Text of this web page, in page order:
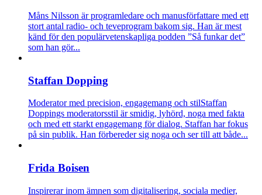
Måns Nilsson är programledare och manusförfattare med ett
stort antal radio- och teveprogram bakom sig. Han är mest
känd för den populärvetenskapliga podden ”Så funkar det”
som han gör...
Staffan Dopping
Moderator med precision, engagemang och stilStaffan
Doppings moderatorsstil är smidig, lyhörd, noga med fakta
och med ett starkt engagemang för dialog. Staffan har fokus
på sin publik. Han förbereder sig noga och ser till att både...
Frida Boisen
Inspirerar inom ämnen som digitalisering, sociala medier,